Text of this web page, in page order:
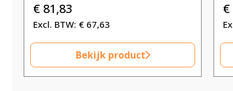
€ 81,83
€ 67,63
Bekijk product
€